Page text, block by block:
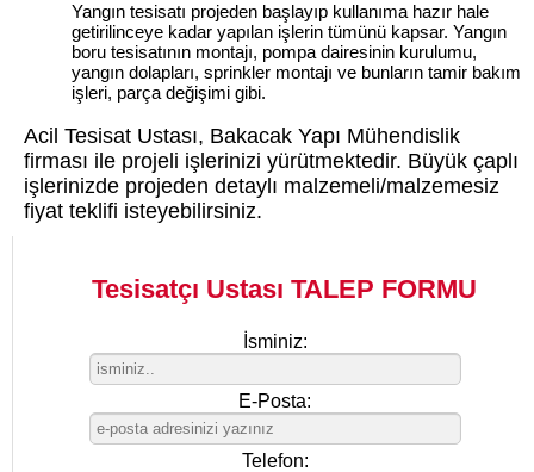
Yangın tesisatı projeden başlayıp kullanıma hazır hale
getirilinceye kadar yapılan işlerin tümünü kapsar. Yangın
boru tesisatının montajı, pompa dairesinin kurulumu,
yangın dolapları, sprinkler montajı ve bunların tamir bakım
işleri, parça değişimi gibi.
Acil Tesisat Ustası, Bakacak Yapı Mühendislik
firması ile projeli işlerinizi yürütmektedir. Büyük çaplı
işlerinizde projeden detaylı malzemeli/malzemesiz
fiyat teklifi isteyebilirsiniz.
Tesisatçı Ustası TALEP FORMU
İsminiz:
E-Posta:
Telefon: